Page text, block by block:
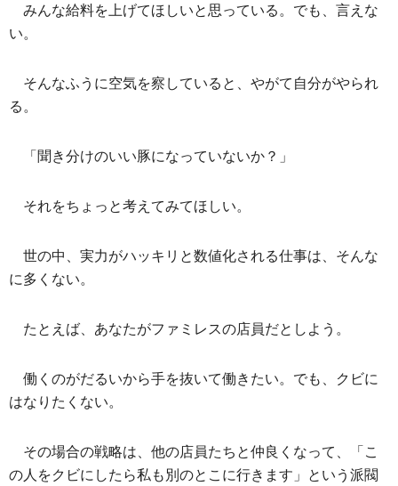
みんな給料を上げてほしいと思っている。でも、言えな
い。
そんなふうに空気を察していると、やがて自分がやられ
る。
「聞き分けのいい豚になっていないか？」
それをちょっと考えてみてほしい。
世の中、実力がハッキリと数値化される仕事は、そんな
に多くない。
たとえば、あなたがファミレスの店員だとしよう。
働くのがだるいから手を抜いて働きたい。でも、クビに
はなりたくない。
その場合の戦略は、他の店員たちと仲良くなって、「こ
の人をクビにしたら私も別のとこに行きます」という派閥